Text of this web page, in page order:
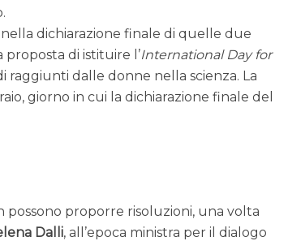
dichiarazione finale di quelle due
proposta di istituire l’International Day for
raggiunti dalle donne nella scienza. La
giorno in cui la dichiarazione finale del
proporre risoluzioni, una volta
Dalli, all’epoca ministra per il dialogo